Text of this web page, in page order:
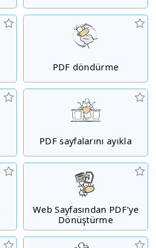
PDF döndürme
PDF sayfalarını ayıkla
Web Sayfasından PDF'ye
Dönüştürme